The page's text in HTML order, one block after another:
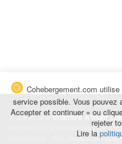
Trouvez unechambre à louer
au mois ou à l'année pour de
temporaire : des études, un
Cohebergement.com
service possible. Vous pouvez
Accepter et continuer » ou
rejeter
Lire la